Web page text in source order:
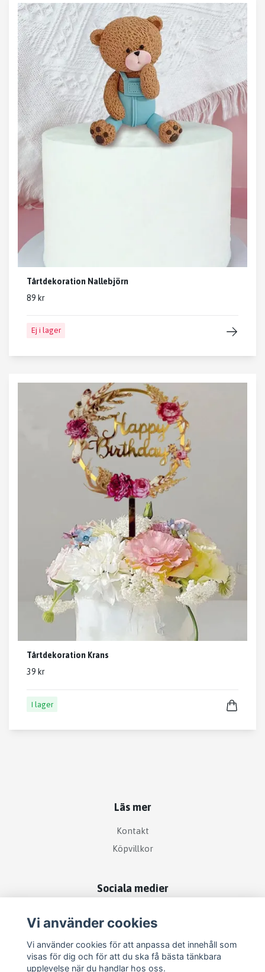
Tårtdekoration Nallebjörn
89 kr
Ej i lager
Tårtdekoration Krans
39 kr
I lager
Läs mer
Kontakt
Köpvillkor
Sociala medier
Vi använder cookies
Vi använder cookies för att anpassa det innehåll som
visas för dig och för att du ska få bästa tänkbara
upplevelse när du handlar hos oss.